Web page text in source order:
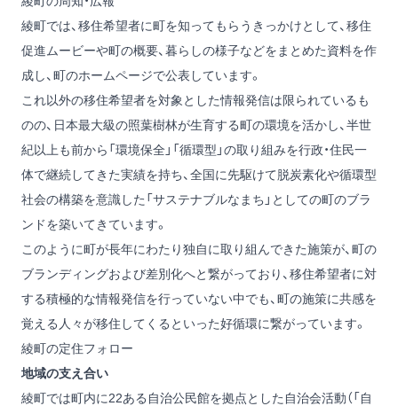
綾町では、移住希望者に町を知ってもらうきっかけとして、移住
促進ムービーや町の概要、暮らしの様子などをまとめた資料を作
成し、町のホームページで公表しています。
これ以外の移住希望者を対象とした情報発信は限られているも
のの、日本最大級の照葉樹林が生育する町の環境を活かし、半世
紀以上も前から「環境保全」「循環型」の取り組みを行政・住民一
体で継続してきた実績を持ち、全国に先駆けて脱炭素化や循環型
社会の構築を意識した「サステナブルなまち」としての町のブラ
ンドを築いてきています。
このように町が長年にわたり独自に取り組んできた施策が、町の
ブランディングおよび差別化へと繋がっており、移住希望者に対
する積極的な情報発信を行っていない中でも、町の施策に共感を
覚える人々が移住してくるといった好循環に繋がっています。
綾町の定住フォロー
地域の支え合い
綾町では町内に22ある自治公民館を拠点とした自治会活動（「自